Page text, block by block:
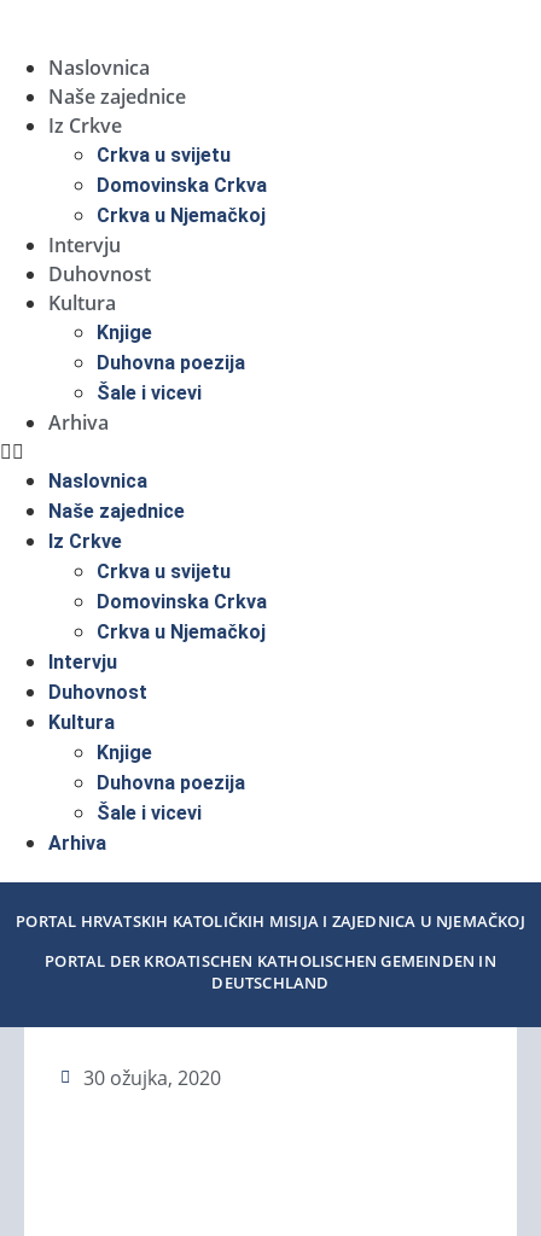
Naslovnica
Naše zajednice
Iz Crkve
Crkva u svijetu
Domovinska Crkva
Crkva u Njemačkoj
Intervju
Duhovnost
Kultura
Knjige
Duhovna poezija
Šale i vicevi
Arhiva
Naslovnica
Naše zajednice
Iz Crkve
Crkva u svijetu
Domovinska Crkva
Crkva u Njemačkoj
Intervju
Duhovnost
Kultura
Knjige
Duhovna poezija
Šale i vicevi
Arhiva
PORTAL HRVATSKIH KATOLIČKIH MISIJA I ZAJEDNICA U NJEMAČKOJ
PORTAL DER KROATISCHEN KATHOLISCHEN GEMEINDEN IN
DEUTSCHLAND
30 ožujka, 2020